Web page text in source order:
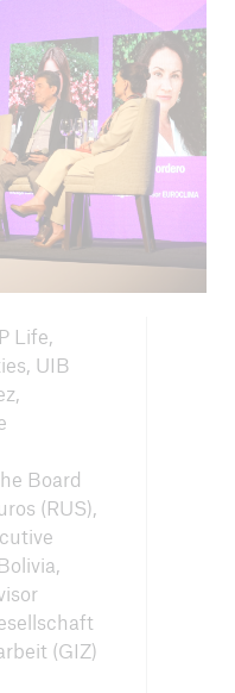
Life,
UIB
Board
(RUS),
(GIZ)